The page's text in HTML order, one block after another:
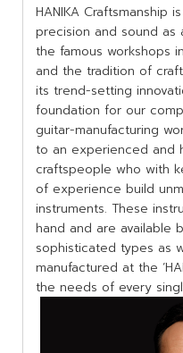
HANIKA Craftsmanship
precision and sound as
the famous workshops
and the tradition of
its trend-setting
foundation for our
guitar-manufacturing
to an experienced and
craftspeople who with
of experience build
instruments. These
hand and are available
sophisticated types as
manufactured at the
the needs of every